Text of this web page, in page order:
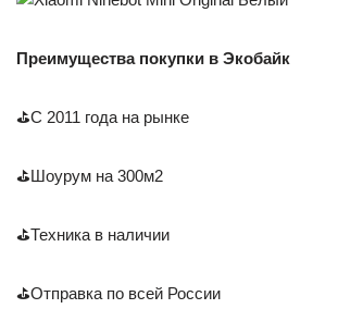
Преимущества покупки в Экобайк
⛳С 2011 года на рынке
⛳Шоурум на 300м2
⛳Техника в наличии
⛳Отправка по всей России